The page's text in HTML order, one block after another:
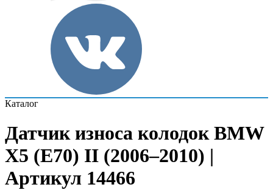
Каталог
Датчик износа колодок BMW
X5 (E70) II (2006–2010) |
Артикул 14466